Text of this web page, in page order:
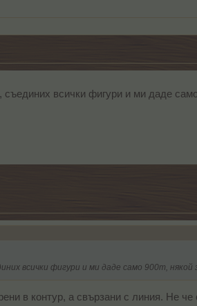
, съединих всички фигури и ми даде
всички фигури и ми даде само 900т,
в контур, а свързани с линия. Не